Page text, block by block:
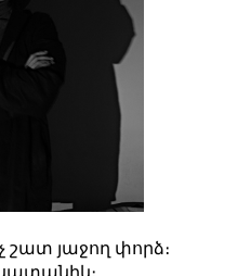
շատ յաջող փորձ։